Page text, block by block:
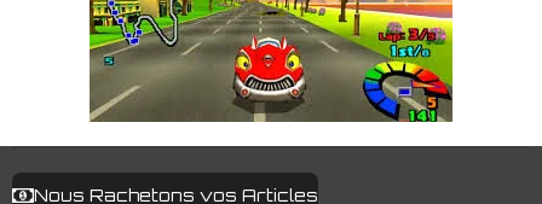
Nous Rachetons vos Articles